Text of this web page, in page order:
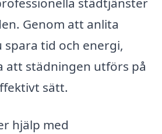
Genom att anlita
tid och energi,
att städningen utförs på
sätt.
hjälp med